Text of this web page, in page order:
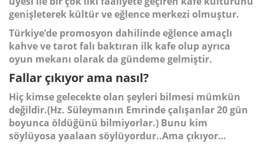
genişleterek kültür ve eğlence merkezi olmuştur.
Türkiye’de promosyon dahilinde eğlence amaçlı
kahve ve tarot falı baktıran ilk kafe olup ayrıca
oyun mekanı olarak da gündeme gelmiştir.
Fallar çıkıyor ama nasıl?
Hiç kimse gelecekte olan şeyleri bilmesi mümkün
değildir.(Hz. Süleymanın Emrinde çalışanlar 20 gün
boyunca öldüğünü bilmiyorlar.) Bunu kim
söylüyosa yaalaan söylüyordur..Ama çıkıyor…